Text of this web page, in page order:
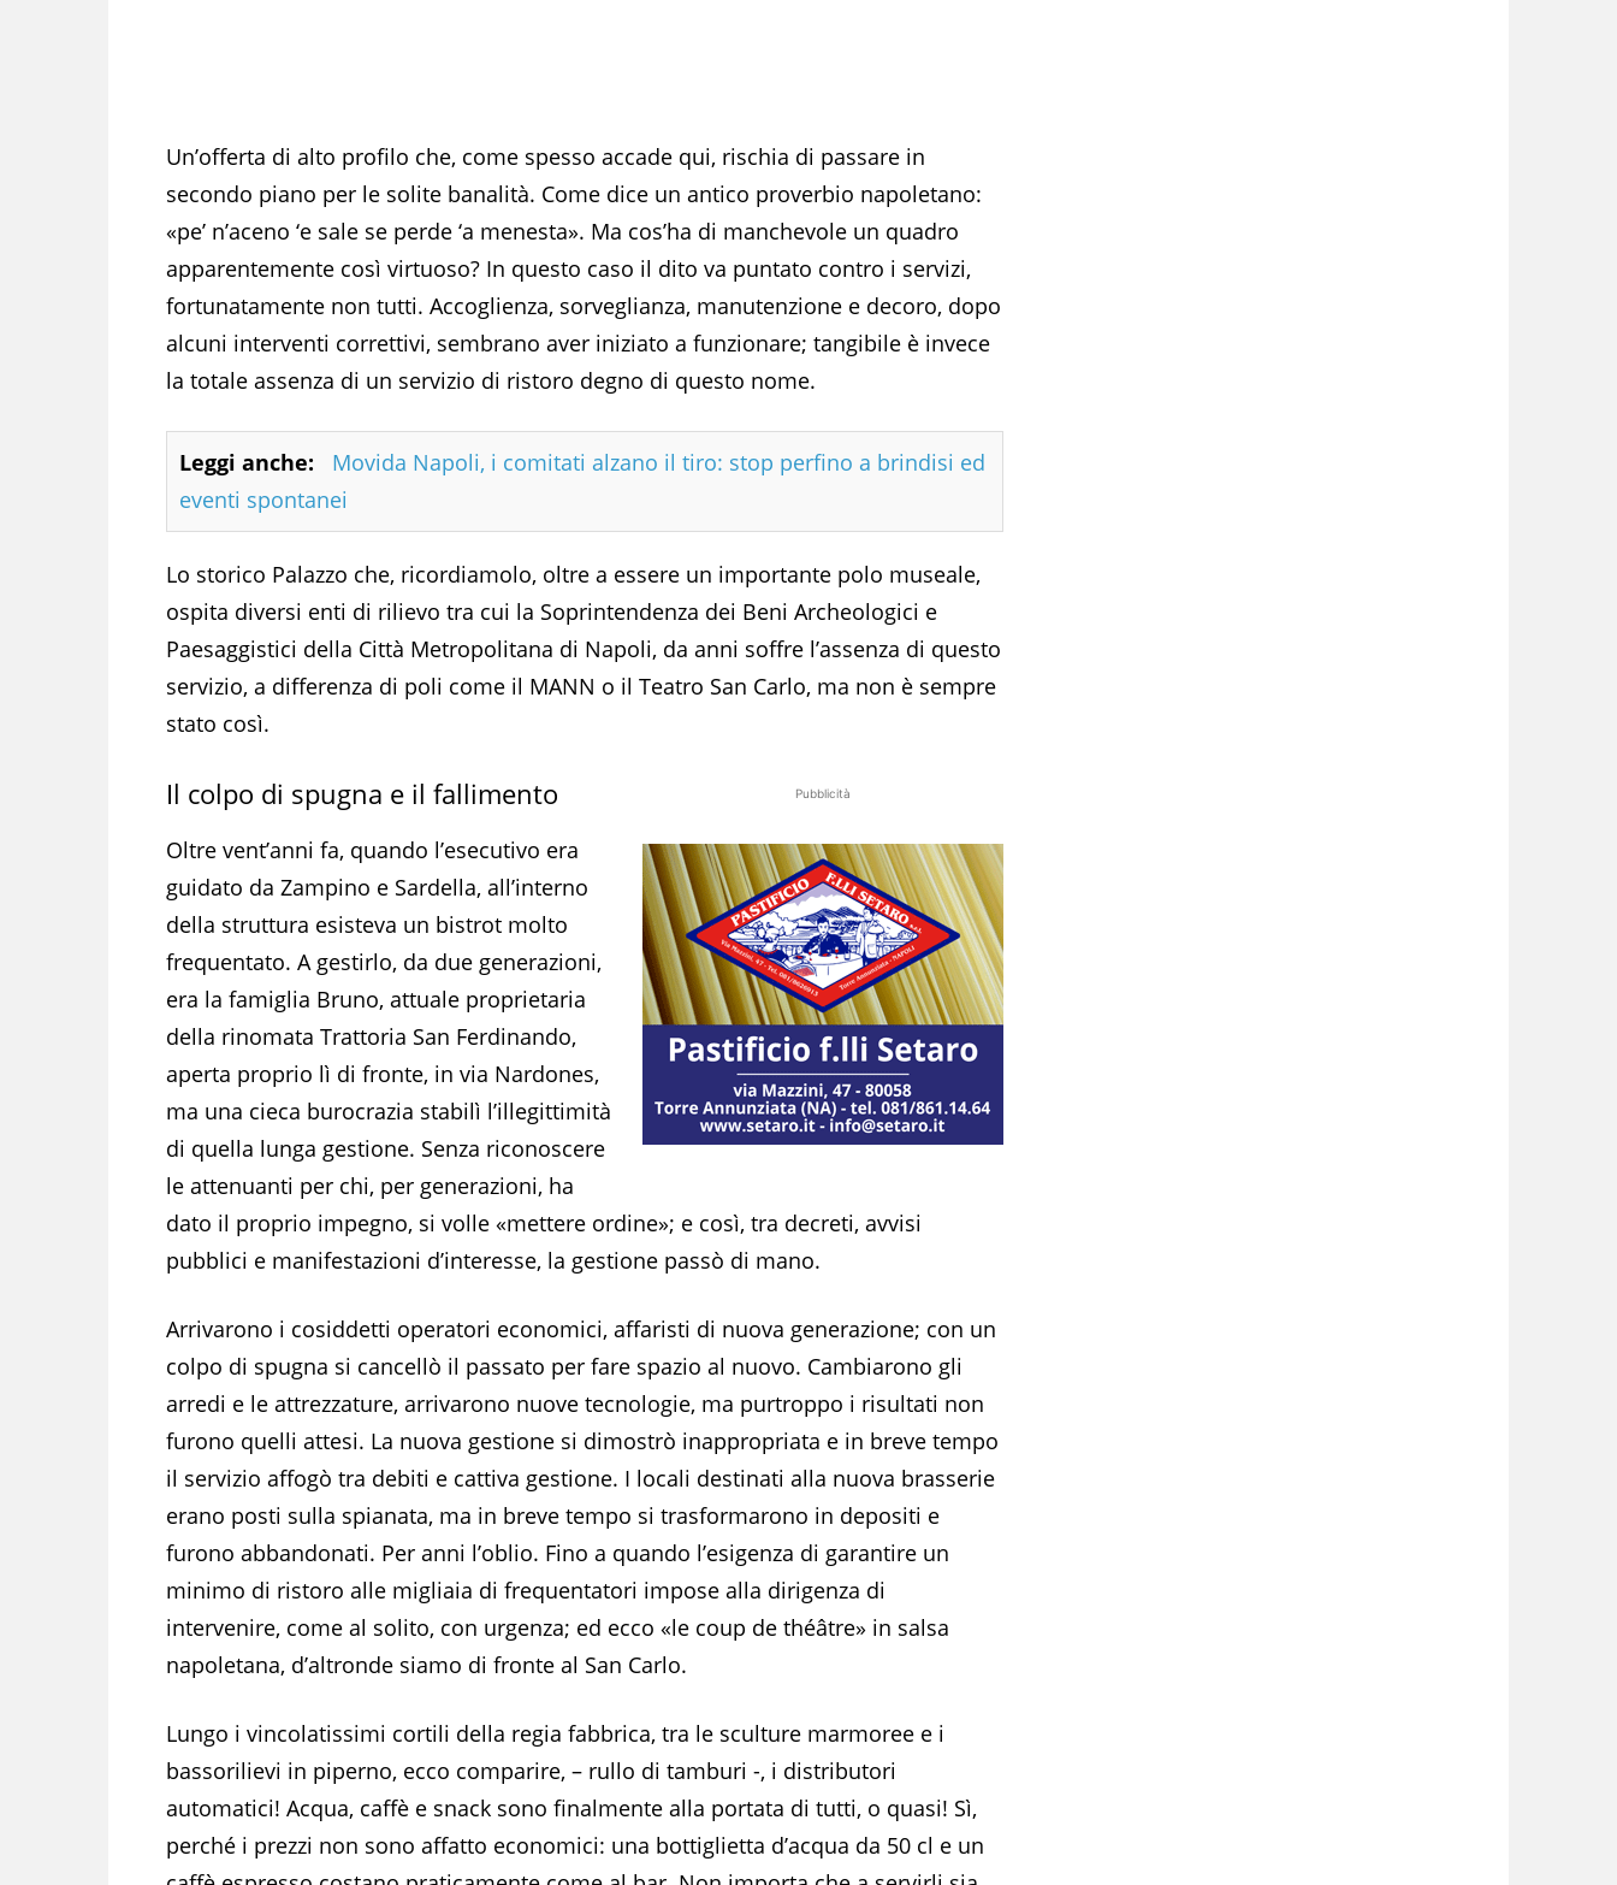
Un’offerta di alto profilo che, come spesso accade qui, rischia di passare in
secondo piano per le solite banalità. Come dice un antico proverbio napoletano:
«pe’ n’aceno ‘e sale se perde ‘a menesta». Ma cos’ha di manchevole un quadro
apparentemente così virtuoso? In questo caso il dito va puntato contro i servizi,
fortunatamente non tutti. Accoglienza, sorveglianza, manutenzione e decoro, dopo
alcuni interventi correttivi, sembrano aver iniziato a funzionare; tangibile è invece
la totale assenza di un servizio di ristoro degno di questo nome.
Leggi anche:
Movida Napoli, i comitati alzano il tiro: stop perfino a brindisi ed
eventi spontanei
Lo storico Palazzo che, ricordiamolo, oltre a essere un importante polo museale,
ospita diversi enti di rilievo tra cui la Soprintendenza dei Beni Archeologici e
Paesaggistici della Città Metropolitana di Napoli, da anni soffre l’assenza di questo
servizio, a differenza di poli come il MANN o il Teatro San Carlo, ma non è sempre
stato così.
Pubblicità
Il colpo di spugna e il fallimento
Oltre vent’anni fa, quando l’esecutivo era
guidato da Zampino e Sardella, all’interno
della struttura esisteva un bistrot molto
frequentato. A gestirlo, da due generazioni,
era la famiglia Bruno, attuale proprietaria
della rinomata Trattoria San Ferdinando,
aperta proprio lì di fronte, in via Nardones,
ma una cieca burocrazia stabilì l’illegittimità
di quella lunga gestione. Senza riconoscere
le attenuanti per chi, per generazioni, ha
dato il proprio impegno, si volle «mettere ordine»; e così, tra decreti, avvisi
pubblici e manifestazioni d’interesse, la gestione passò di mano.
Arrivarono i cosiddetti operatori economici, affaristi di nuova generazione; con un
colpo di spugna si cancellò il passato per fare spazio al nuovo. Cambiarono gli
arredi e le attrezzature, arrivarono nuove tecnologie, ma purtroppo i risultati non
furono quelli attesi. La nuova gestione si dimostrò inappropriata e in breve tempo
il servizio affogò tra debiti e cattiva gestione. I locali destinati alla nuova brasserie
erano posti sulla spianata, ma in breve tempo si trasformarono in depositi e
furono abbandonati. Per anni l’oblio. Fino a quando l’esigenza di garantire un
minimo di ristoro alle migliaia di frequentatori impose alla dirigenza di
intervenire, come al solito, con urgenza; ed ecco «le coup de théâtre» in salsa
napoletana, d’altronde siamo di fronte al San Carlo.
Lungo i vincolatissimi cortili della regia fabbrica, tra le sculture marmoree e i
bassorilievi in piperno, ecco comparire, – rullo di tamburi -, i distributori
automatici! Acqua, caffè e snack sono finalmente alla portata di tutti, o quasi! Sì,
perché i prezzi non sono affatto economici: una bottiglietta d’acqua da 50 cl e un